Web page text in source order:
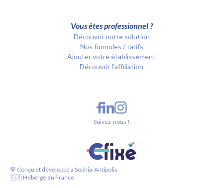
Vous êtes professionnel ?
Découvrir notre solution
Nos formules / tarifs
Ajouter votre établissement
Découvrir l'affiliation
💙 Conçu et développé à Sophia-Antipolis
🇫🇷 Hébergé en France
Suivez-nous !